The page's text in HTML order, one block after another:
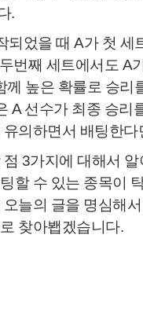
.
되었을 때 A가 첫
번째 세트에서도 A
높은 확률로 승
A 선수가 최종 승
의하면서 배팅한
3가지에 대해서
할 수 있는 종목이
늘의 글을 명심해
찾아봽겠습니다.